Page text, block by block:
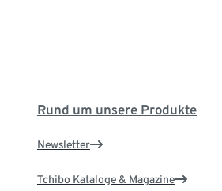
Rund um unsere Produkte
Newsletter
Tchibo Kataloge & Magazine